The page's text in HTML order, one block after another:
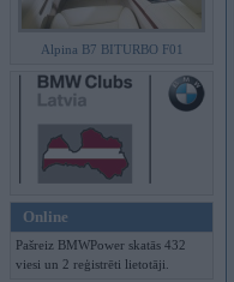
Alpina B7 BITURBO F01
Online
Pašreiz BMWPower skatās 432
viesi un 2 reģistrēti lietotāji.